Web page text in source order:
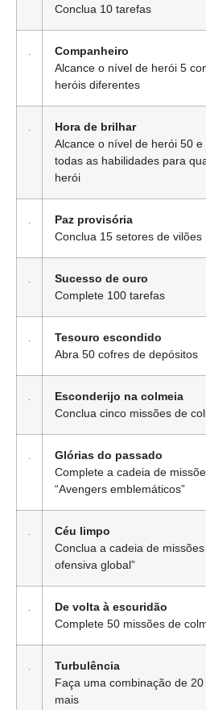
Conclua 10 tarefas
Companheiro
Alcance o nível de herói 5
heróis diferentes
Hora de brilhar
Alcance o nível de herói 50 e
todas as habilidades para
herói
Paz provisória
Conclua 15 setores de vilões
Sucesso de ouro
Complete 100 tarefas
Tesouro escondido
Abra 50 cofres de depósitos
Esconderijo na colmeia
Conclua cinco missões de
Glórias do passado
Complete a cadeia de
“Avengers emblemáticos”
Céu limpo
Conclua a cadeia de missões
ofensiva global”
De volta à escuridão
Complete 50 missões de
Turbulência
Faça uma combinação de
mais